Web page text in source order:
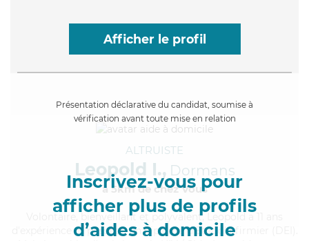
Afficher le profil
Présentation déclarative du candidat, soumise à
vérification avant toute mise en relation
Inscrivez-vous pour
afficher plus de profils
d’aides à domicile
ALTRUISTE
Leopold I., Dormans
à 5km de chez Vous
, bienveillant et polyvalent, Leopold a 11 ans
d'expérience et possède un diplôme d'Etat d'infirmier (DEI).